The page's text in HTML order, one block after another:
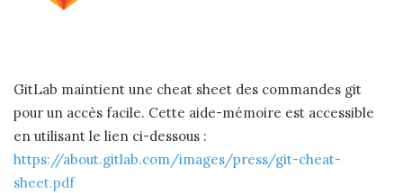
GitLab maintient une cheat sheet des commandes git
pour un accès facile. Cette aide-mémoire est accessible
en utilisant le lien ci-dessous :
https://about.gitlab.com/images/press/git-cheat-
sheet.pdf